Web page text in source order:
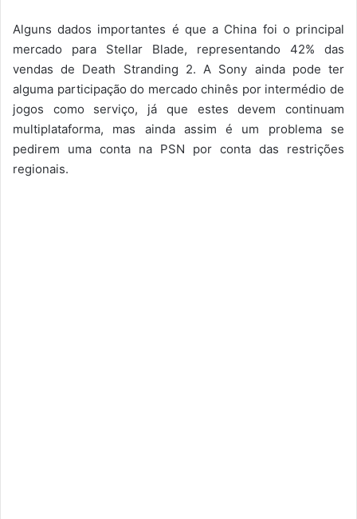
Alguns dados importantes é que a China foi o principal
mercado para Stellar Blade, representando 42% das
vendas de Death Stranding 2. A Sony ainda pode ter
alguma participação do mercado chinês por intermédio de
jogos como serviço, já que estes devem continuam
multiplataforma, mas ainda assim é um problema se
pedirem uma conta na PSN por conta das restrições
regionais.